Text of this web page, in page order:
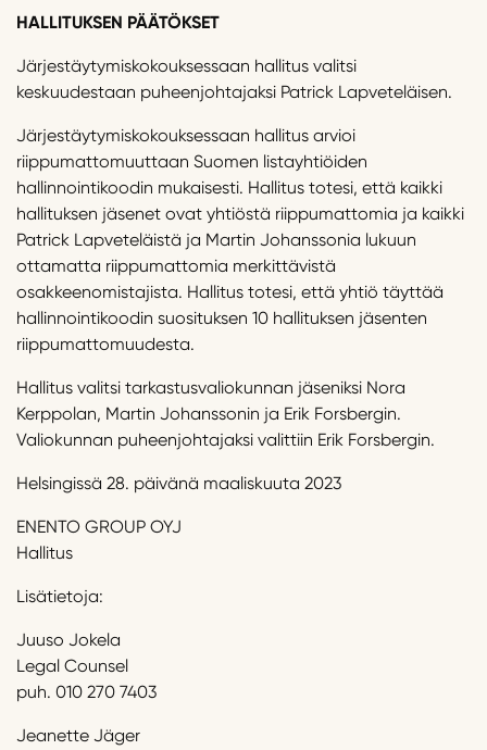
HALLITUKSEN PÄÄTÖKSET
Järjestäytymiskokouksessaan hallitus valitsi
keskuudestaan puheenjohtajaksi Patrick Lapveteläisen.
Järjestäytymiskokouksessaan hallitus arvioi
riippumattomuuttaan Suomen listayhtiöiden
hallinnointikoodin mukaisesti. Hallitus totesi, että kaikki
hallituksen jäsenet ovat yhtiöstä riippumattomia ja kaikki
Patrick Lapveteläistä ja Martin Johanssonia lukuun
ottamatta riippumattomia merkittävistä
osakkeenomistajista. Hallitus totesi, että yhtiö täyttää
hallinnointikoodin suosituksen 10 hallituksen jäsenten
riippumattomuudesta.
Hallitus valitsi tarkastusvaliokunnan jäseniksi Nora
Kerppolan, Martin Johanssonin ja Erik Forsbergin.
Valiokunnan puheenjohtajaksi valittiin Erik Forsbergin.
Helsingissä 28. päivänä maaliskuuta 2023
ENENTO GROUP OYJ
Hallitus
Lisätietoja:
Juuso Jokela
Legal Counsel
puh. 010 270 7403
Jeanette Jäger